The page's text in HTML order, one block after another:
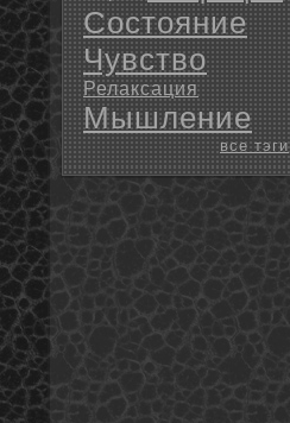
Состояние
Чувство
Релаксация
Мышление
все тэги